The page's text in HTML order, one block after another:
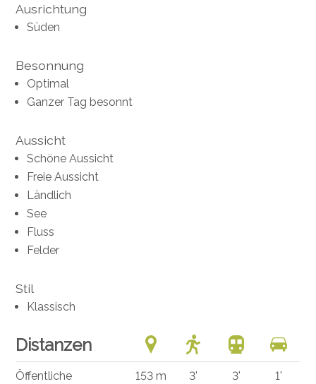
Ausrichtung
Süden
Besonnung
Optimal
Ganzer Tag besonnt
Aussicht
Schöne Aussicht
Freie Aussicht
Ländlich
See
Fluss
Felder
Stil
Klassisch
Distanzen
Öffentliche
153 m 3' 3' 1'